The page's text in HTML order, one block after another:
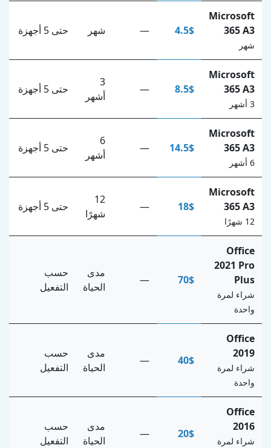
Microsoft
365 A3
شهر
4.5$
— شهر حتى 5 أجهزة
Microsoft
365 A3
3 أشهر
8.5$
—
3
أشهر
حتى 5 أجهزة
Microsoft
365 A3
6 أشهر
14.5$
—
6
أشهر
حتى 5 أجهزة
Microsoft
365 A3
12 شهرًا
18$
—
12
شهرًا
حتى 5 أجهزة
Office
2021 Pro
Plus
شراء لمرة
واحدة
70$
—
مدى
الحياة
حسب
التفعيل
Office
2019
شراء لمرة
واحدة
40$
—
مدى
الحياة
حسب
التفعيل
Office
2016
شراء لمرة
20$
—
مدى
الحياة
حسب
التفعيل